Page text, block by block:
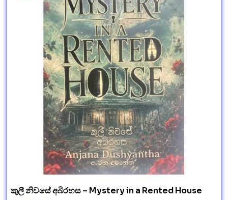
කුලී නිවසේ අබිරහස – Mystery in a Rented House